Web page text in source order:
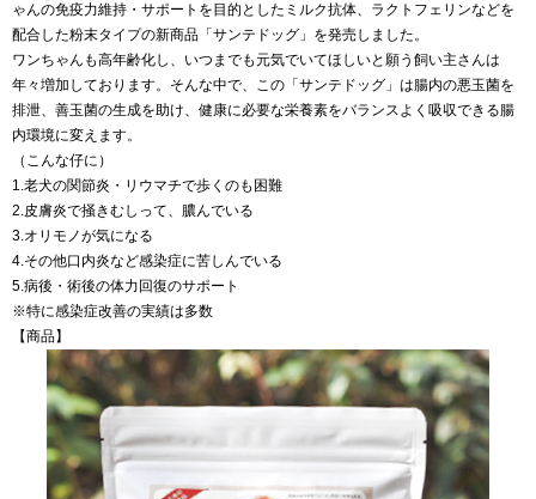
ゃんの免疫力維持・サポートを目的としたミルク抗体、ラクトフェリンなどを
配合した粉末タイプの新商品「サンテドッグ」を発売しました。
ワンちゃんも高年齢化し、いつまでも元気でいてほしいと願う飼い主さんは
年々増加しております。そんな中で、この「サンテドッグ」は腸内の悪玉菌を
排泄、善玉菌の生成を助け、健康に必要な栄養素をバランスよく吸収できる腸
内環境に変えます。
（こんな仔に）
1.老犬の関節炎・リウマチで歩くのも困難
2.皮膚炎で掻きむしって、膿んでいる
3.オリモノが気になる
4.その他口内炎など感染症に苦しんでいる
5.病後・術後の体力回復のサポート
※特に感染症改善の実績は多数
【商品】